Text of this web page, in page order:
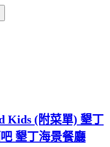
Kids (附菜單) 墾丁
墾丁海景餐廳